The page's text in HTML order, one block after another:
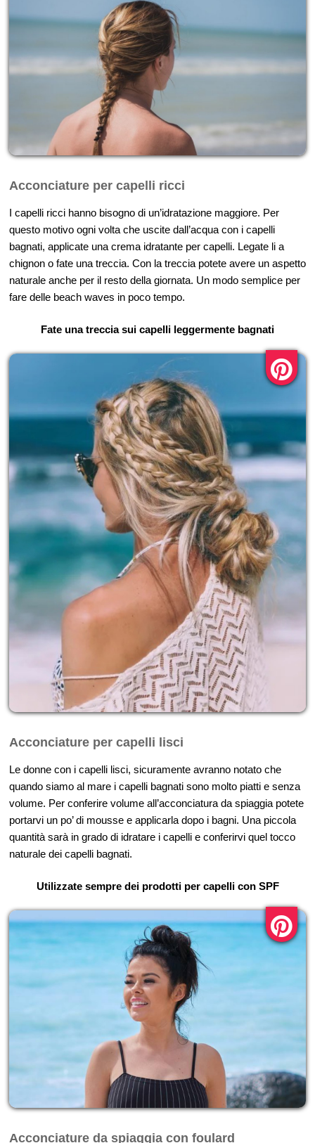
Acconciature per capelli ricci
I capelli ricci hanno bisogno di un’idratazione maggiore. Per
questo motivo ogni volta che uscite dall’acqua con i capelli
bagnati, applicate una crema idratante per capelli. Legate li a
chignon o fate una treccia. Con la treccia potete avere un aspetto
naturale anche per il resto della giornata. Un modo semplice per
fare delle beach waves in poco tempo.
Fate una treccia sui capelli leggermente bagnati
Acconciature per capelli lisci
Le donne con i capelli lisci, sicuramente avranno notato che
quando siamo al mare i capelli bagnati sono molto piatti e senza
volume. Per conferire volume all’acconciatura da spiaggia potete
portarvi un po’ di mousse e applicarla dopo i bagni. Una piccola
quantità sarà in grado di idratare i capelli e conferirvi quel tocco
naturale dei capelli bagnati.
Utilizzate sempre dei prodotti per capelli con SPF
Acconciature da spiaggia con foulard